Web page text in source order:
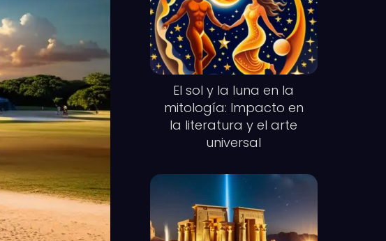
El sol y la luna en la
mitología: Impacto en
la literatura y el arte
universal